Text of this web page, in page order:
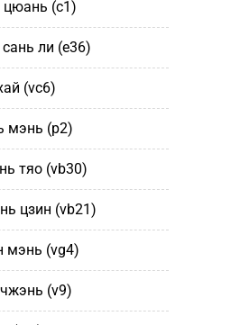
цюань (с1)
сань ли (e36)
(vc6)
мэнь (р2)
тяо (vb30)
цзин (vb21)
мэнь (vg4)
(v9)